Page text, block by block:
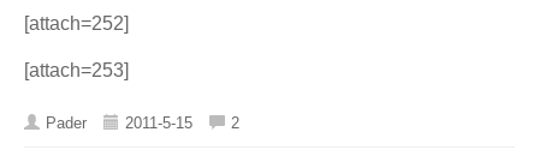
[attach=252]
[attach=253]
Pader 2011-5-15 2